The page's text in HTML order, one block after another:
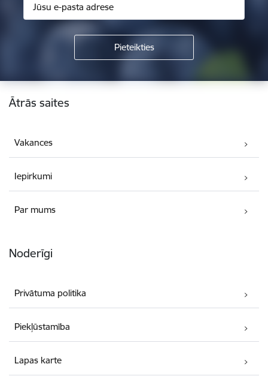
Kājene
Ātrās saites
Vakances
Iepirkumi
Par mums
Noderīgi
Privātuma politika
Piekļūstamība
Lapas karte